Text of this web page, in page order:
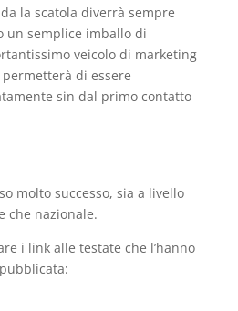
la scatola diverrà sempre
un semplice imballo di
veicolo di marketing
di essere
sin dal primo contatto
molto successo, sia a livello
che nazionale.
i link alle testate che l’hanno
pubblicata: